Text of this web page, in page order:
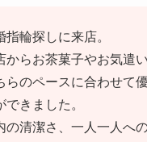
指輪探しに来店。
からお茶菓子やお気遣
らのペースに合わせて
できました。
の清潔さ、一人一人へ